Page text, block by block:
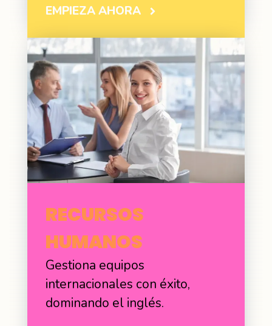
EMPIEZA AHORA
RECURSOS
HUMANOS
Gestiona equipos
internacionales con éxito,
dominando el inglés.